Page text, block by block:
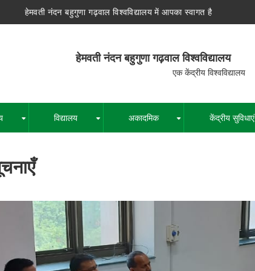
हेमवती नंदन बहुगुणा गढ़वाल विश्वविद्यालय में आपका स्वागत है
बहुगुणा गढ़वाल विश्वविद्यालय
विश्वविद्यालय
विद्यालय अकादमिक केंद्रीय सुविधाएं